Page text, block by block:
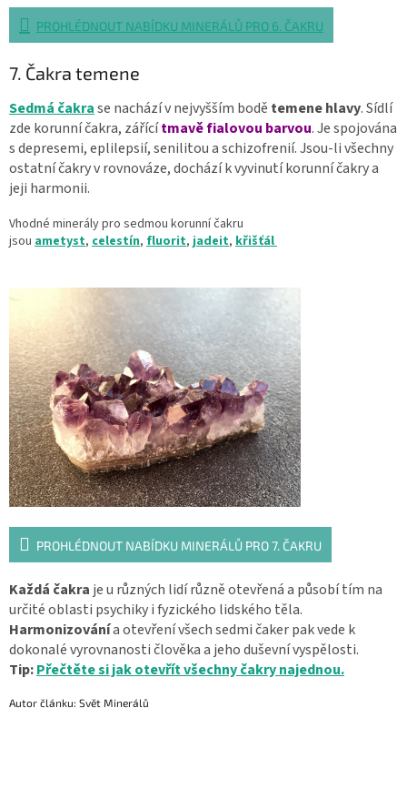
PROHLÉDNOUT NABÍDKU MINERÁLŮ PRO 6. ČAKRU
7. Čakra temene
Sedmá čakrase nachází v nejvyšším bodě temene hlavy. Sídlí
zde korunní čakra, zářícítmavě fialovou barvou. Je spojována
s depresemi, eplilepsií, senilitou a schizofrenií. Jsou-li všechny
ostatní čakry v rovnováze, dochází k vyvinutí korunní čakry a
jeji harmonii.
Vhodné minerály pro sedmou korunní čakru
jsou ametyst, celestín, fluorit, jadeit, křišťál
PROHLÉDNOUT NABÍDKU MINERÁLŮ PRO 7. ČAKRU
Každá čakra je u různých lidí různě otevřená a působí tím na
určité oblasti psychiky i fyzického lidského těla.
Harmonizovánía otevření všech sedmi čaker pak vede k
dokonalé vyrovnanosti člověka a jeho duševní vyspělosti.
Tip:Přečtěte si jak otevřít všechny čakry najednou.
Autor článku: Svět Minerálů